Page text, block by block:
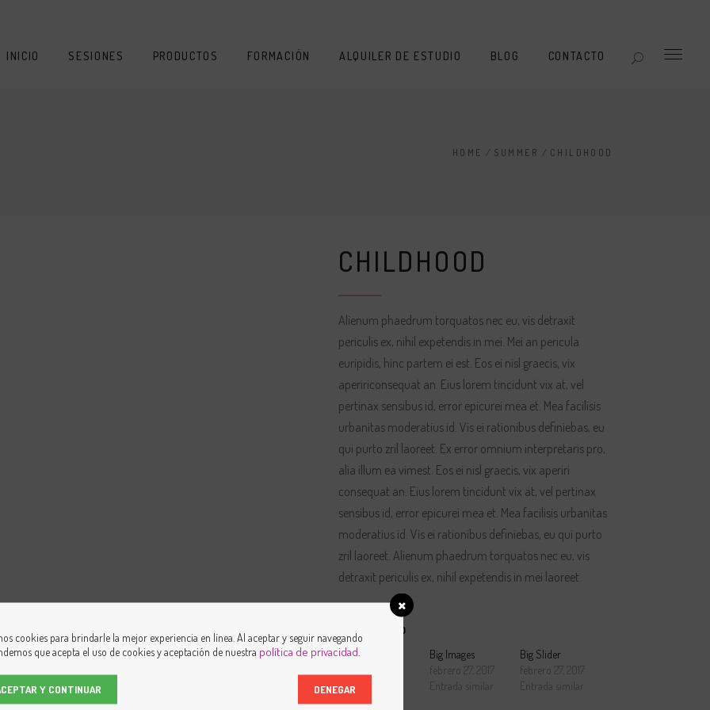
INICIO SESIONES PRODUCTOS FORMACIÓN ALQUILER DE ESTUDIO BLOG CONTACTO
HOME / SUMMER / CHILDHOOD
CHILDHOOD
Alienum phaedrum torquatos nec eu, vis detraxit
periculis ex, nihil expetendis in mei. Mei an pericula
euripidis, hinc partem ei est. Eos ei nisl graecis, vix
apeririconsequat an. Eius lorem tincidunt vix at, vel
pertinax sensibus id, error epicurei mea et. Mea facilisis
urbanitas moderatius id. Vis ei rationibus definiebas, eu
qui purto zril laoreet. Ex error omnium interpretaris pro,
alia illum ea vimest. Eos ei nisl graecis, vix aperiri
consequat an. Eius lorem tincidunt vix at, vel pertinax
sensibus id, error epicurei mea et. Mea facilisis urbanitas
moderatius id. Vis ei rationibus definiebas, eu qui purto
zril laoreet. Alienum phaedrum torquatos nec eu, vis
detraxit periculis ex, nihil expetendis in mei laoreet.
RELACIONADO
Masonry
Entrada similar
Big Images
febrero 27, 2017
Entrada similar
Big Slider
febrero 27, 2017
Entrada similar
cookies para brindarle la mejor experiencia en línea. Al aceptar y seguir navegando
que acepta el uso de cookies y aceptación de nuestra política de privacidad
Y CONTINUAR DENEGAR